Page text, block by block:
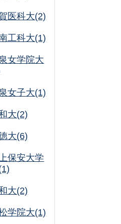
医科大(2)
工科大(1)
女学院大
女子大(1)
大(2)
大(6)
保安大学
大(2)
学院大(1)